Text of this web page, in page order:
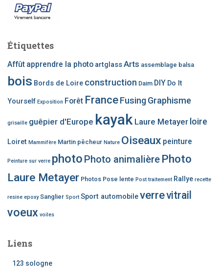
Étiquettes
Affût apprendre la photo artglassArts assemblage balsa
bois Bords de Loire construction Daim DIY Do It
Yourself Exposition Forêt FranceFusingGraphisme
grisaille guêpier d'Europe kayak Laure Metayer loire
Loiret Mammifère Martin pêcheur Nature Oiseaux peinture
Peinture sur verre photo Photo animalière Photo
Laure Metayer Photos Pose lente Post traitement Rallye recette
resine epoxy Sanglier Sport Sport automobileverrevitrail
voeux voiles
Liens
123 sologne